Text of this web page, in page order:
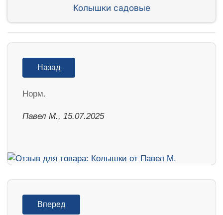
Колышки садовые
Назад
Норм.
Павел М., 15.07.2025
Вперед